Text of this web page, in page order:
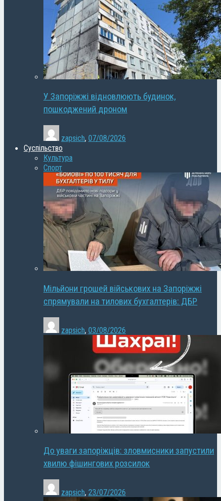
У Запоріжжі відновлюють будинок,
пошкоджений дроном
zapsich, 07/08/2026
Суспільство
Культура
Спорт
Мільйони грошей військових на Запоріжжі
спрямували на тилових бухгалтерів: ДБР
zapsich, 03/08/2026
До уваги запоріжців: зловмисники запустили
хвилю фішингових розсилок
zapsich, 23/07/2026